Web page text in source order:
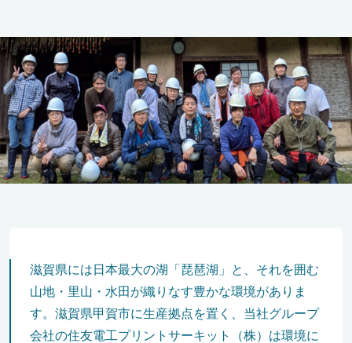
滋賀県には日本最大の湖「琵琶湖」と、それを囲む
山地・里山・水田が織りなす豊かな環境がありま
す。滋賀県甲賀市に生産拠点を置く、当社グループ
会社の住友電工プリントサーキット（株）は環境に